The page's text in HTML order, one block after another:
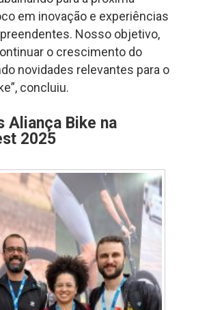
em inovação e experiências
Nosso objetivo,
o crescimento do
novidades relevantes para o
concluiu.
Aliança Bike na
2025